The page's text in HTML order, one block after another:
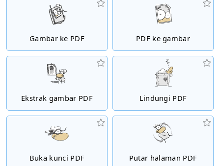
Gambar ke PDF PDF ke gambar
Ekstrak gambar PDF Lindungi PDF
Buka kunci PDF Putar halaman PDF